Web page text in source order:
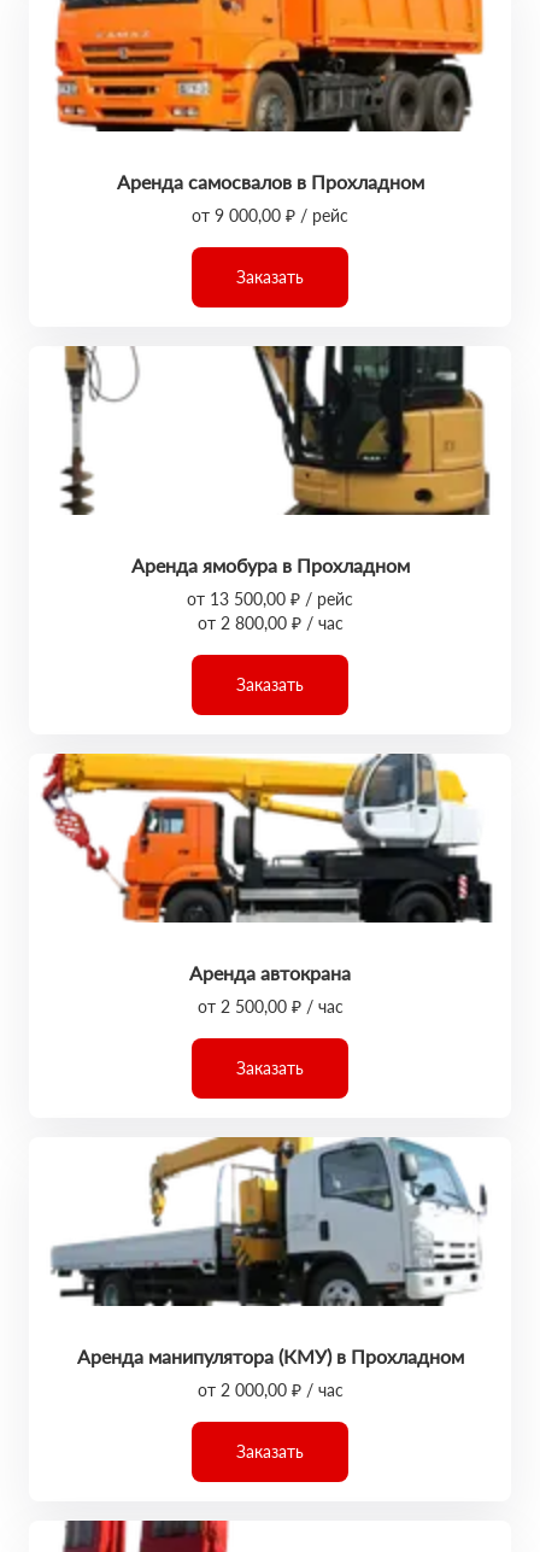
Аренда самосвалов в Прохладном
от 9 000,00 ₽ / рейс
Заказать
Аренда ямобура в Прохладном
от 13 500,00 ₽ / рейс
от 2 800,00 ₽ / час
Заказать
Аренда автокрана
от 2 500,00 ₽ / час
Заказать
Аренда манипулятора (КМУ) в Прохладном
от 2 000,00 ₽ / час
Заказать